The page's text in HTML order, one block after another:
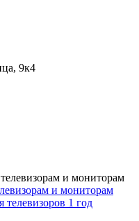
9к4
и мониторам
телевизоров 1 год